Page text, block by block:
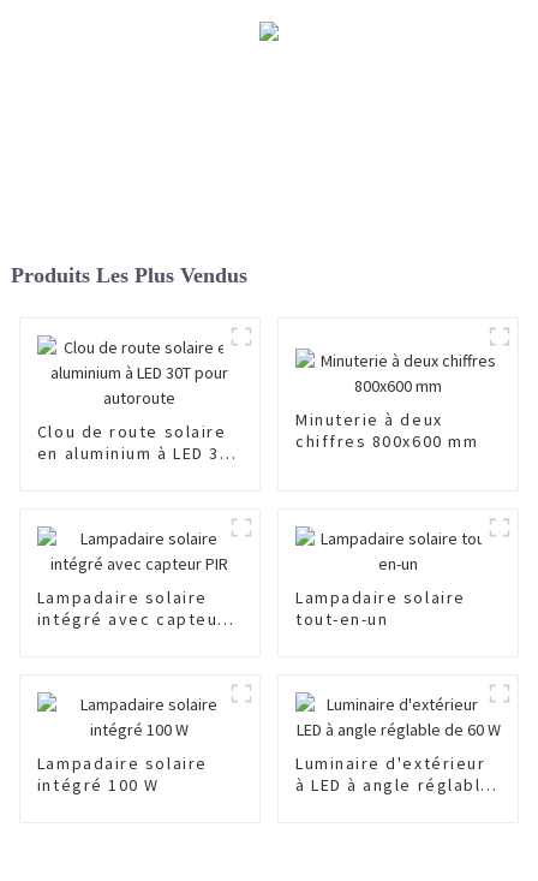
Produits Les Plus Vendus
Clou de route solaire
en aluminium à LED 30T
Minuterie à deux
chiffres 800x600 mm
Lampadaire solaire
intégré avec capteur
Lampadaire solaire
tout-en-un
Lampadaire solaire
intégré 100 W
Luminaire d'extérieur
à LED à angle réglable